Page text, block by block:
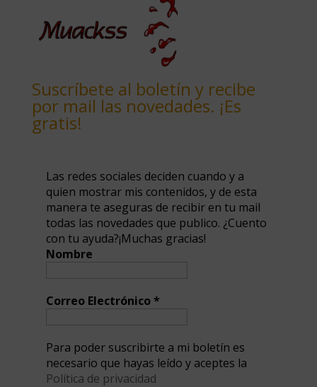
Suscríbete al boletín y recibe
por mail las novedades. ¡Es
gratis!
Las redes sociales deciden cuando y a
quien mostrar mis contenidos, y de esta
manera te aseguras de recibir en tu mail
todas las novedades que publico. ¿Cuento
con tu ayuda?¡Muchas gracias!
Nombre
Correo Electrónico*
Para poder suscribirte a mi boletín es
necesario que hayas leído y aceptes la
Política de privacidad